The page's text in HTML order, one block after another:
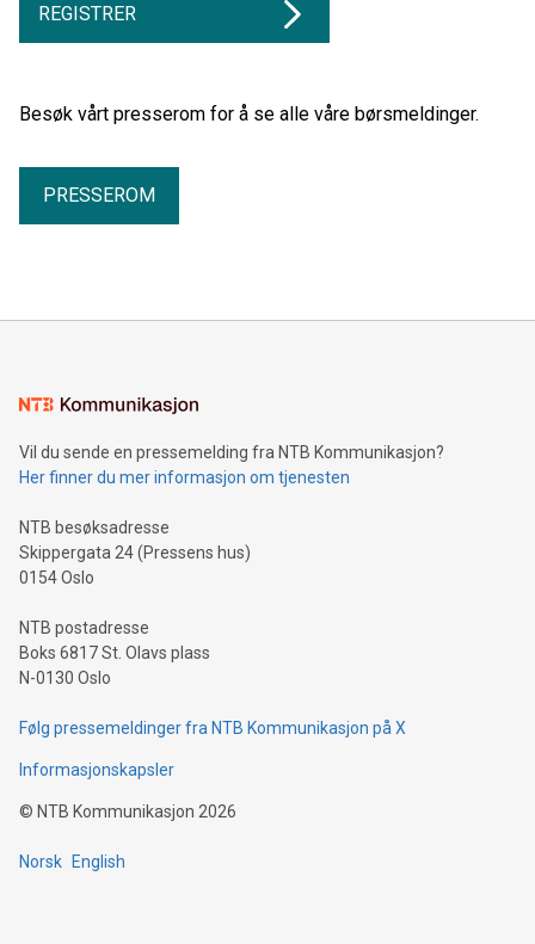
REGISTRER
Besøk vårt presserom for å se alle våre børsmeldinger.
PRESSEROM
Vil du sende en pressemelding fra NTB Kommunikasjon?
Her finner du mer informasjon om tjenesten
NTB besøksadresse
Skippergata 24 (Pressens hus)
0154 Oslo
NTB postadresse
Boks 6817 St. Olavs plass
N-0130 Oslo
Følg pressemeldinger fra NTB Kommunikasjon på X
Informasjonskapsler
© NTB Kommunikasjon 2026
Norsk English